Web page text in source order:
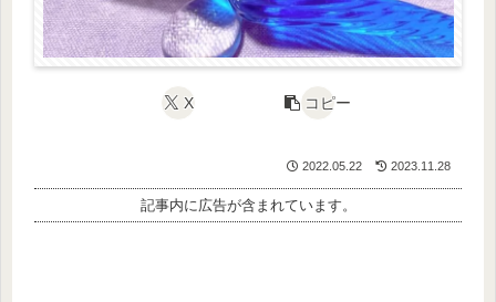
X コピー
2022.05.22 2023.11.28
記事内に広告が含まれています。